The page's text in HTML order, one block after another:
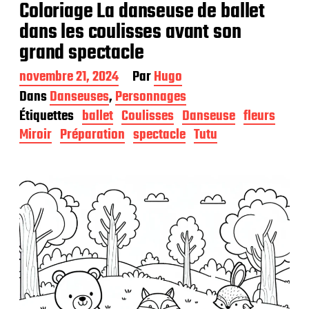
Coloriage La danseuse de ballet
dans les coulisses avant son
grand spectacle
D
a
t
e
d
e
b
l
i
c
a
t
i
o
n
novembre 21, 2024 ParHugo
DansDanseuses,Personnages
Étiquettes ballet Coulisses Danseuse fleurs
Miroir Préparation spectacle Tutu